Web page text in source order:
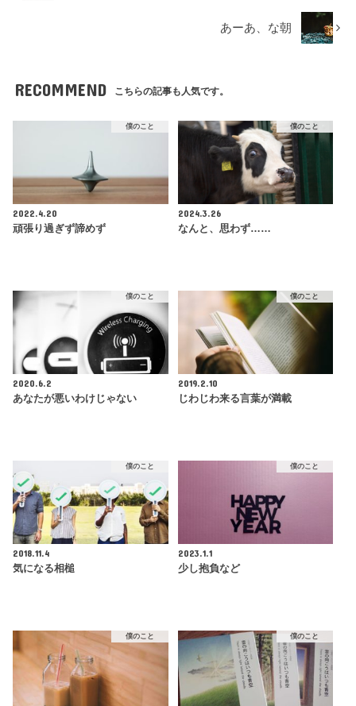
あーあ、な朝
RECOMMEND こちらの記事も人気です。
僕のこと
2022.4.20
頑張り過ぎず諦めず
僕のこと
2024.3.26
なんと、思わず……
僕のこと
2020.6.2
あなたが悪いわけじゃない
僕のこと
2019.2.10
じわじわ来る言葉が満載
僕のこと
2018.11.4
気になる相槌
僕のこと
2023.1.1
少し抱負など
僕のこと 僕のこと